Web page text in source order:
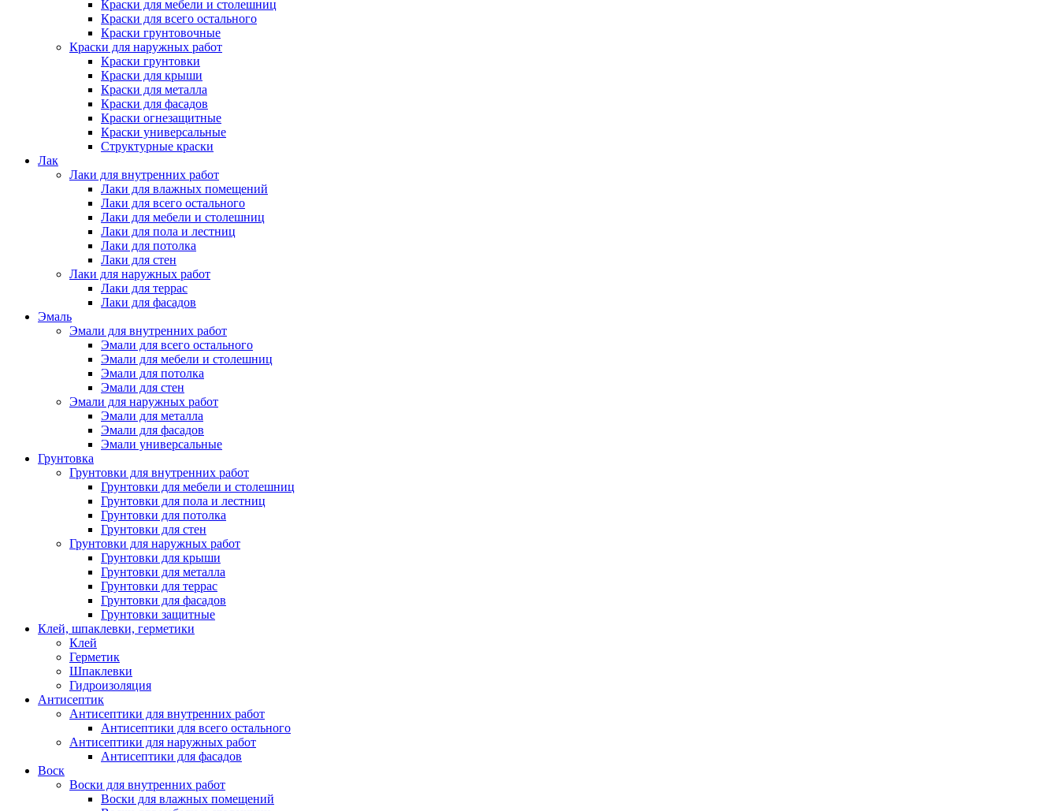
Краски для мебели и столешниц
Краски для всего остального
Краски грунтовочные
Краски для наружных работ
Краски грунтовки
Краски для крыши
Краски для металла
Краски для фасадов
Краски огнезащитные
Краски универсальные
Структурные краски
Лак
Лаки для внутренних работ
Лаки для влажных помещений
Лаки для всего остального
Лаки для мебели и столешниц
Лаки для пола и лестниц
Лаки для потолка
Лаки для стен
Лаки для наружных работ
Лаки для террас
Лаки для фасадов
Эмаль
Эмали для внутренних работ
Эмали для всего остального
Эмали для мебели и столешниц
Эмали для потолка
Эмали для стен
Эмали для наружных работ
Эмали для металла
Эмали для фасадов
Эмали универсальные
Грунтовка
Грунтовки для внутренних работ
Грунтовки для мебели и столешниц
Грунтовки для пола и лестниц
Грунтовки для потолка
Грунтовки для стен
Грунтовки для наружных работ
Грунтовки для крыши
Грунтовки для металла
Грунтовки для террас
Грунтовки для фасадов
Грунтовки защитные
Клей, шпаклевки, герметики
Клей
Герметик
Шпаклевки
Гидроизоляция
Антисептик
Антисептики для внутренних работ
Антисептики для всего остального
Антисептики для наружных работ
Антисептики для фасадов
Воск
Воски для внутренних работ
Воски для влажных помещений